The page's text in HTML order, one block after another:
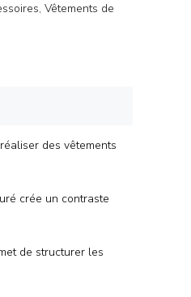
Vêtements de
des vêtements
crée un contraste
de structurer les